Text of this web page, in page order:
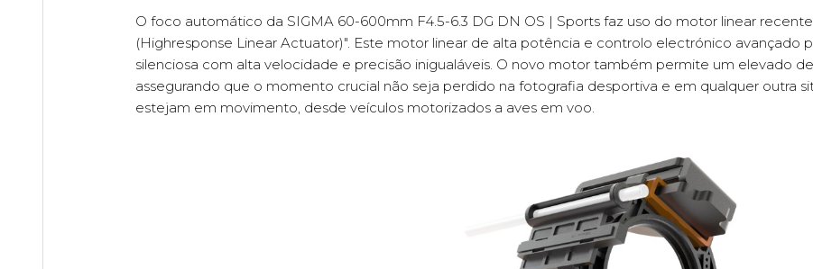
O foco automático da SIGMA 60-600mm F4.5-6.3 DG DN OS | Sports faz uso do motor linear
(Highresponse Linear Actuator)". Este motor linear de alta potência e controlo electrónico
silenciosa com alta velocidade e precisão inigualáveis. O novo motor também permite um elevado
assegurando que o momento crucial não seja perdido na fotografia desportiva e em qualquer outra
estejam em movimento, desde veículos motorizados a aves em voo.